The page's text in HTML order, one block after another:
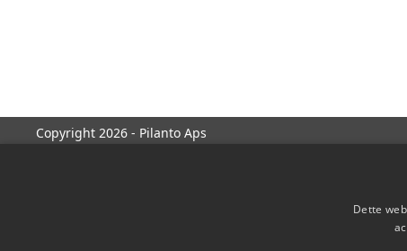
Copyright 2026 - Pilanto Aps
Dette